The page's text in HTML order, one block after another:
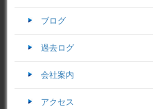
ブログ
過去ログ
会社案内
アクセス